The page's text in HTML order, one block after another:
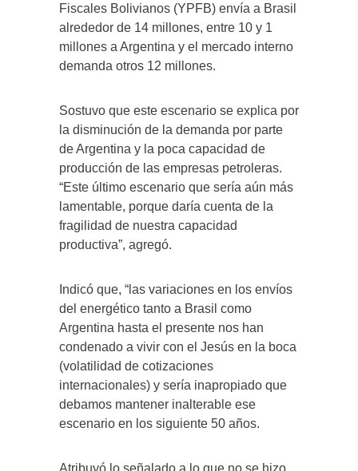
Fiscales Bolivianos (YPFB) envía a Brasil
alrededor de 14 millones, entre 10 y 1
millones a Argentina y el mercado interno
demanda otros 12 millones.
Sostuvo que este escenario se explica por
la disminución de la demanda por parte
de Argentina y la poca capacidad de
producción de las empresas petroleras.
“Este último escenario que sería aún más
lamentable, porque daría cuenta de la
fragilidad de nuestra capacidad
productiva”, agregó.
Indicó que, “las variaciones en los envíos
del energético tanto a Brasil como
Argentina hasta el presente nos han
condenado a vivir con el Jesús en la boca
(volatilidad de cotizaciones
internacionales) y sería inapropiado que
debamos mantener inalterable ese
escenario en los siguiente 50 años.
Atribuyó lo señalado a lo que no se hizo